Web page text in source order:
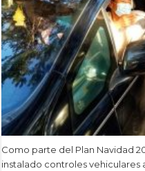
Como parte del Plan Navidad
instalado controles vehiculares